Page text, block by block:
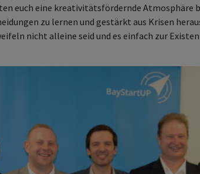
euch eine kreativitätsfördernde
zu lernen und gestärkt aus Krisen
nicht alleine seid und es einfach zur